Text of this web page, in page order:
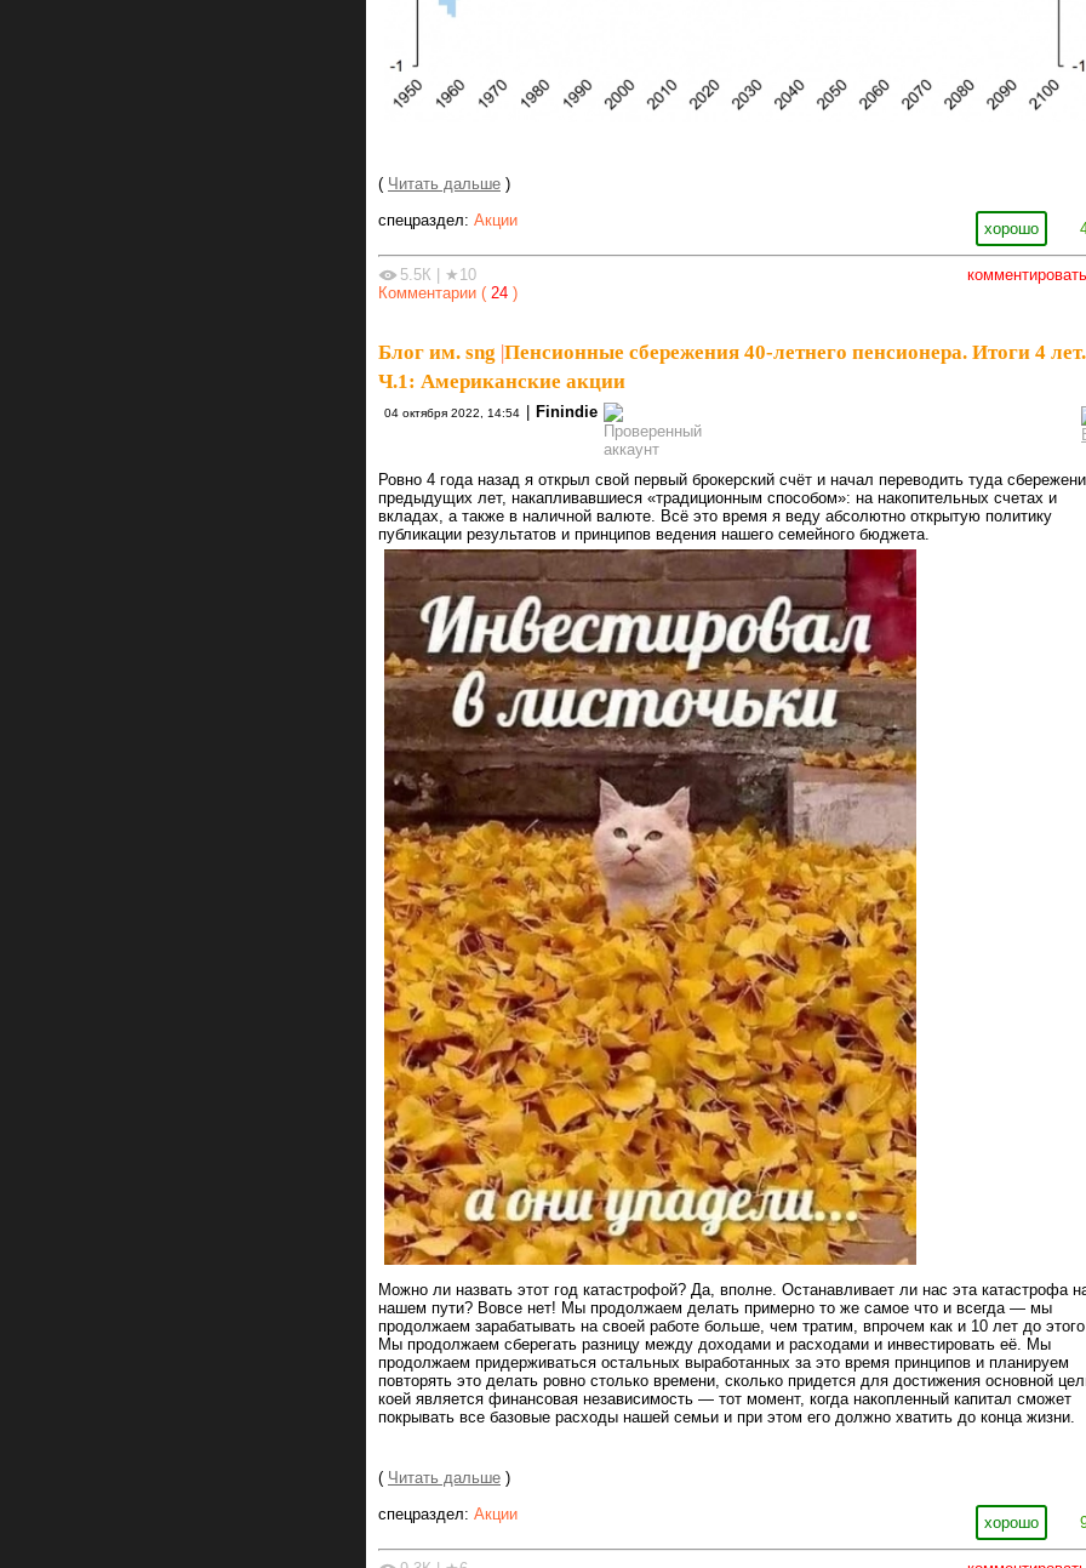
( Читать дальше )
хорошо
спецраздел: Акции
комментировать
5.5К | ★10
Комментарии ( 24 )
Блог им. sng |Пенсионные сбережения 40-летнего пенсионера. Итоги 4 лет.
Ч.1: Американские акции⁠⁠
04 октября 2022, 14:54 | Finindie
Ровно 4 года назад я открыл свой первый брокерский счёт и начал переводить туда
предыдущих лет, накапливавшиеся «традиционным способом»: на накопительных счетах и
вкладах, а также в наличной валюте. Всё это время я веду абсолютно открытую политику
публикации результатов и принципов ведения нашего семейного бюджета.
Можно ли назвать этот год катастрофой? Да, вполне. Останавливает ли нас эта катастрофа
нашем пути? Вовсе нет! Мы продолжаем делать примерно то же самое что и всегда — мы
продолжаем зарабатывать на своей работе больше, чем тратим, впрочем как и 10 лет до
Мы продолжаем сберегать разницу между доходами и расходами и инвестировать её. Мы
продолжаем придерживаться остальных выработанных за это время принципов и планируем
повторять это делать ровно столько времени, сколько придется для достижения основной
коей является финансовая независимость — тот момент, когда накопленный капитал сможет
покрывать все базовые расходы нашей семьи и при этом его должно хватить до конца жизни.
( Читать дальше )
хорошо
спецраздел: Акции